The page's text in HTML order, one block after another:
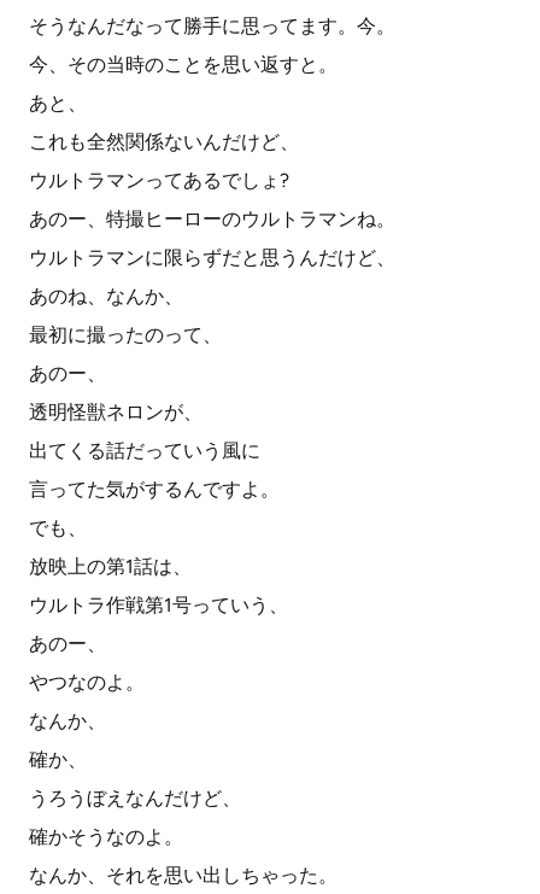
そうなんだなって勝手に思ってます。今。
今、その当時のことを思い返すと。
あと、
これも全然関係ないんだけど、
ウルトラマンってあるでしょ?
あのー、特撮ヒーローのウルトラマンね。
ウルトラマンに限らずだと思うんだけど、
あのね、なんか、
最初に撮ったのって、
あのー、
透明怪獣ネロンが、
出てくる話だっていう風に
言ってた気がするんですよ。
でも、
放映上の第1話は、
ウルトラ作戦第1号っていう、
あのー、
やつなのよ。
なんか、
確か、
うろうぼえなんだけど、
確かそうなのよ。
なんか、それを思い出しちゃった。